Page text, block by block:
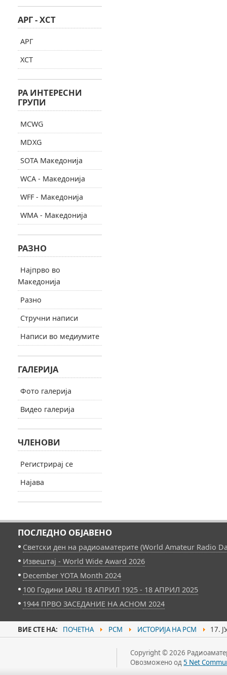
АРГ - ХСТ
АРГ
ХСТ
РА ИНТЕРЕСНИ
ГРУПИ
MCWG
MDXG
SOTA Македонија
WCA - Македонија
WFF - Македонија
WMA - Македонија
РАЗНО
Најпрво во
Македонија
Разно
Стручни написи
Написи во медиумите
ГАЛЕРИЈА
Фото галерија
Видео галерија
ЧЛЕНОВИ
Регистрирај се
Најава
ПОСЛЕДНО ОБЈАВЕНО
Светски ден на радиоаматерите (World Amateur Radio
Извештај - World Wide Award 2026
December YOTA Month 2024
100 Години IARU 18 АПРИЛ 1925 - 18 АПРИЛ 2025
1944 ПРВО ЗАСЕДАНИЕ НА АСНОМ 2024
ВИЕ СТЕ НА: ПОЧЕТНА РСМ ИСТОРИЈА НА РСМ 17.
Copyright © 2026
Овозможено од5 Net